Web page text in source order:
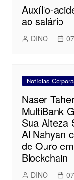
Auxílio-
ao salário
DINO
Notícias
Naser
MultiBank
Sua Alteza
Al Nahyan
de Ouro
Blockchain
DINO